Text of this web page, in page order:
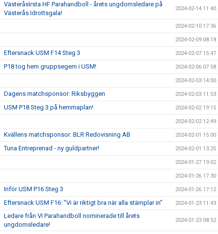
VästeråsIrsta HF Parahandboll - årets ungdomsledare på
Västerås Idrottsgala!
2024-02-14 11:40
2024-02-10 17:36
2024-02-09 08:18
Eftersnack USM F14 Steg 3 2024-02-07 15:47
P18 tog hem gruppsegern i USM! 2024-02-06 07:58
2024-02-03 14:00
Dagens matchsponsor: Riksbyggen 2024-02-03 11:53
USM P18 Steg 3 på hemmaplan! 2024-02-02 19:15
2024-02-02 12:49
Kvällens matchsponsor: BLR Redovisning AB 2024-02-01 15:00
Tuna Entreprenad - ny guldpartner! 2024-02-01 13:25
2024-01-27 19:02
2024-01-26 17:30
Inför USM P16 Steg 3 2024-01-26 17:12
Eftersnack USM F16: "Vi är riktigt bra när alla stämplar in" 2024-01-23 11:43
Ledare från VI Parahandboll nominerade till årets
ungdomsledare!
2024-01-23 08:52